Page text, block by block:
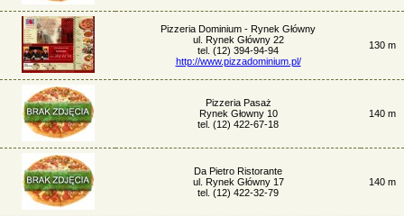
Pizzeria Dominium - Rynek Główny
ul. Rynek Główny 22
tel. (12) 394-94-94
http://www.pizzadominium.pl/
130 m
Pizzeria Pasaż
Rynek Głowny 10
tel. (12) 422-67-18
140 m
Da Pietro Ristorante
ul. Rynek Główny 17
tel. (12) 422-32-79
140 m